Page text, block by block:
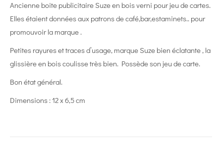
Ancienne boite publicitaire Suze en bois verni pour jeu de cartes.
Elles étaient données aux patrons de café,bar,estaminets.. pour
promouvoir la marque .
Petites rayures et traces d’usage, marque Suze bien éclatante , la
glissière en bois coulisse très bien. Possède son jeu de carte.
Bon état général.
Dimensions : 12 x 6,5 cm